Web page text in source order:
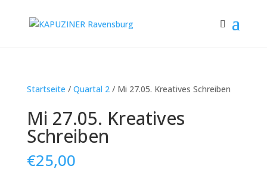
Startseite / Quartal 2/ Mi 27.05. Kreatives Schreiben
Mi 27.05. Kreatives
Schreiben
€25,00